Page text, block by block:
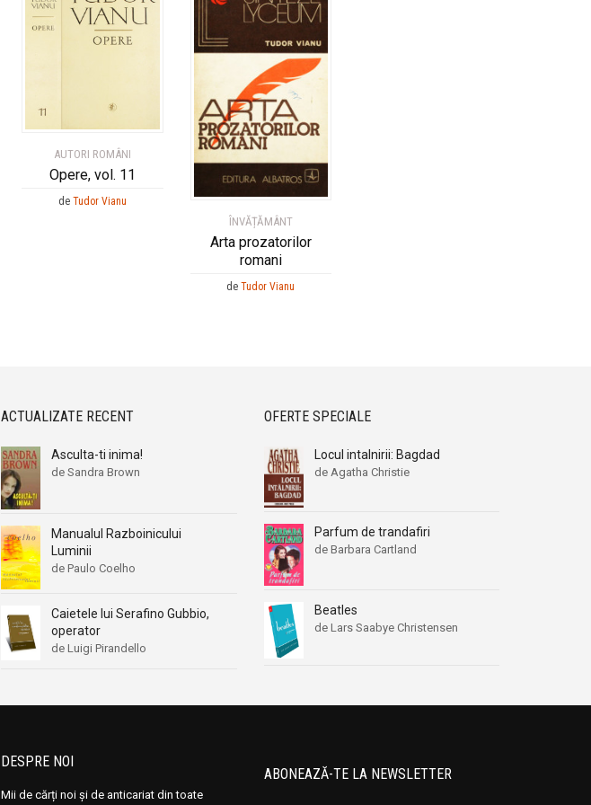
AUTORI ROMÂNI
Opere, vol. 11
de Tudor Vianu
ÎNVĂȚĂMÂNT
Arta prozatorilor
romani
deTudor Vianu
ACTUALIZATE RECENT
Asculta-ti inima!
de Sandra Brown
Manualul Razboinicului
Luminii
de Paulo Coelho
Caietele lui Serafino Gubbio,
operator
de Luigi Pirandello
OFERTE SPECIALE
Locul intalnirii: Bagdad
de Agatha Christie
Parfum de trandafiri
de Barbara Cartland
Beatles
de Lars Saabye Christensen
DESPRE NOI
Mii de cărți noi și de anticariat din toate
ABONEAZĂ-TE LA NEWSLETTER